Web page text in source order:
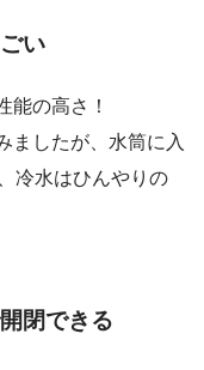
い
能の高さ！
ましたが、水筒に入
冷水はひんやりの
閉できる